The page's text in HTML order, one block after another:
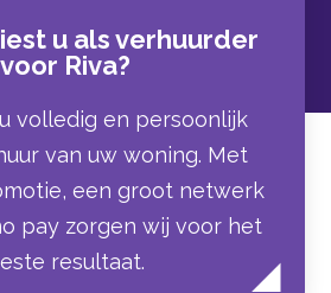
u als verhuurder
voor Riva?
volledig en persoonlijk
van uw woning. Met
een groot netwerk
pay zorgen wij voor het
resultaat.